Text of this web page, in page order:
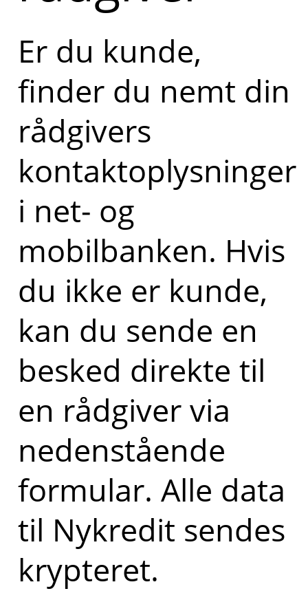
Er du kunde,
finder du nemt din
rådgivers
kontaktoplysninger
i net- og
mobilbanken. Hvis
du ikke er kunde,
kan du sende en
besked direkte til
en rådgiver via
nedenstående
formular. Alle data
til Nykredit sendes
krypteret.